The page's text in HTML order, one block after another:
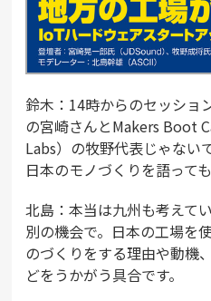
鈴木：14時からのセッショ
の宮崎さんとMakers Boot
Labs）の牧野代表じゃな
日本のモノづくりを語って
北島：本当は九州も考えて
別の機会で。日本の工場を
のづくりをする理由や動機
どをうかがう具合です。